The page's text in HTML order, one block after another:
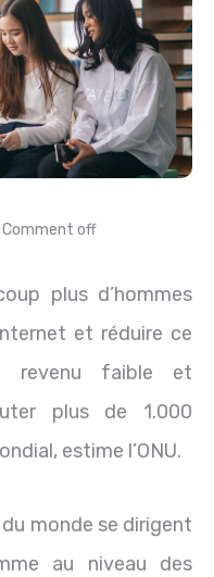
Comment off
plus d’hommes
et réduire ce
revenu faible et
plus de 1.000
estime l’ONU.
monde se dirigent
au niveau des